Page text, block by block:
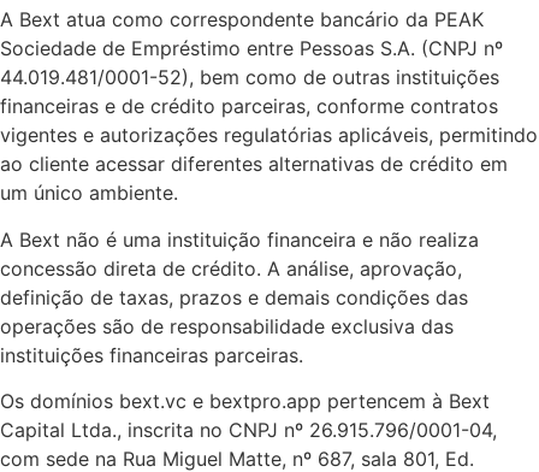
A Bext atua como correspondente bancário da PEAK
Sociedade de Empréstimo entre Pessoas S.A. (CNPJ nº
44.019.481/0001-52), bem como de outras instituições
financeiras e de crédito parceiras, conforme contratos
vigentes e autorizações regulatórias aplicáveis, permitindo
ao cliente acessar diferentes alternativas de crédito em
um único ambiente.
A Bext não é uma instituição financeira e não realiza
concessão direta de crédito. A análise, aprovação,
definição de taxas, prazos e demais condições das
operações são de responsabilidade exclusiva das
instituições financeiras parceiras.
Os domínios bext.vc e bextpro.app pertencem à Bext
Capital Ltda., inscrita no CNPJ nº 26.915.796/0001-04,
com sede na Rua Miguel Matte, nº 687, sala 801, Ed.